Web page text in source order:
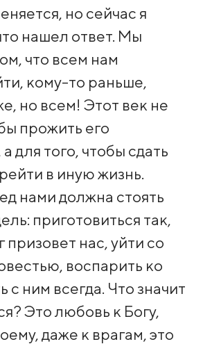
но сейчас я
нашел ответ. Мы
что всем нам
кому-то раньше,
но всем! Этот век не
прожить его
для того, чтобы сдать
в иную жизнь.
нами должна стоять
приготовиться так,
призовет нас, уйти со
воспарить ко
с ним всегда. Что значит
Это любовь к Богу,
даже к врагам, это